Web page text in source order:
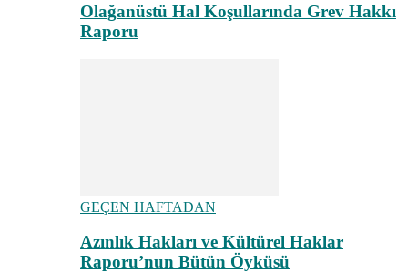
Olağanüstü Hal Koşullarında Grev Hakkı
Raporu
GEÇEN HAFTADAN
Azınlık Hakları ve Kültürel Haklar
Raporu’nun Bütün Öyküsü